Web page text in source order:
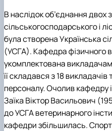
В наслідок об’єднання двох
сільськогосподарського і
була створена Українська
(УСГА). Кафедра фізичного
укомплектована
її складався з 18
персоналу. Очолив кафедру
Заїка Віктор Васильович
до УСГА ветеринарного
кафедри збільшилась.